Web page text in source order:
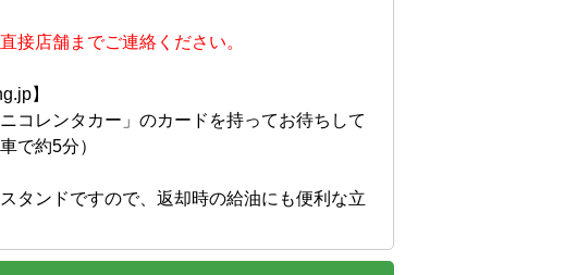
接店舗までご連絡ください。
】
コレンタカー」のカードを持ってお待ちして
で約5分）
タンドですので、返却時の給油にも便利な立